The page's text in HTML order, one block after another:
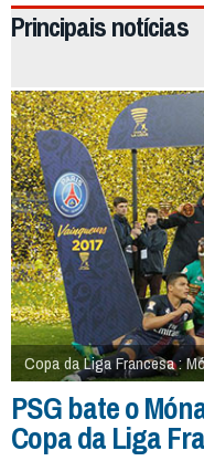
Principais notícias
Copa da Liga Francesa :
PSG bate o
Copa da Liga